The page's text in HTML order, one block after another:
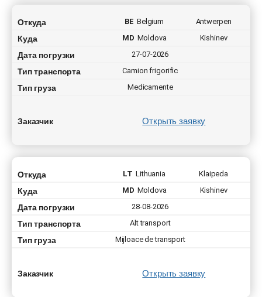
Откуда BE Belgium Antwerpen
Куда MD Moldova Kishinev
Дата погрузки 27-07-2026
Тип транспорта Camion frigorific
Тип груза Medicamente
Заказчик Открыть заявку
Откуда LT Lithuania Klaipeda
Куда MD Moldova Kishinev
Дата погрузки 28-08-2026
Тип транспорта Alt transport
Тип груза Mijloace de transport
Заказчик Открыть заявку